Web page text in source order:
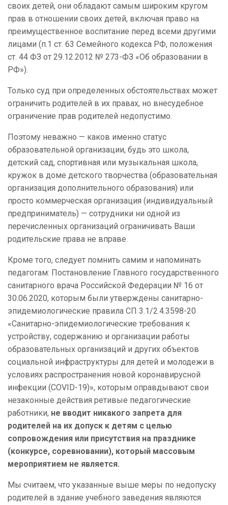
своих детей, они обладают самым широким кругом
прав в отношении своих детей, включая право на
преимущественное воспитание перед всеми другими
лицами (п.1 ст. 63 Семейного кодекса РФ, положения
ст. 44 ФЗ от 29.12.2012 № 273-ФЗ «Об образовании в
РФ»).
Только суд при определенных обстоятельствах может
ограничить родителей в их правах, но внесудебное
ограничение прав родителей недопустимо.
Поэтому неважно — каков именно статус
образовательной организации, будь это школа,
детский сад, спортивная или музыкальная школа,
кружок в доме детского творчества (образовательная
организация дополнительного образования) или
просто коммерческая организация (индивидуальный
предприниматель) — сотрудники ни одной из
перечисленных организаций ограничивать Ваши
родительские права не вправе.
Кроме того, следует помнить самим и напоминать
педагогам: Постановление Главного государственного
санитарного врача Российской Федерации № 16 от
30.06.2020, которым были утверждены санитарно-
эпидемиологические правила СП 3.1/2.4.3598-20
«Санитарно-эпидемиологические требования к
устройству, содержанию и организации работы
образовательных организаций и других объектов
социальной инфраструктуры для детей и молодежи в
условиях распространения новой коронавирусной
инфекции (COVID-19)», которым оправдывают свои
незаконные действия ретивые педагогические
работники, не вводит никакого запрета для
родителей на их допуск к детям с целью
сопровождения или присутствия на празднике
(конкурсе, соревновании), который массовым
мероприятием не является.
Мы считаем, что указанные выше меры по недопуску
родителей в здание учебного заведения являются